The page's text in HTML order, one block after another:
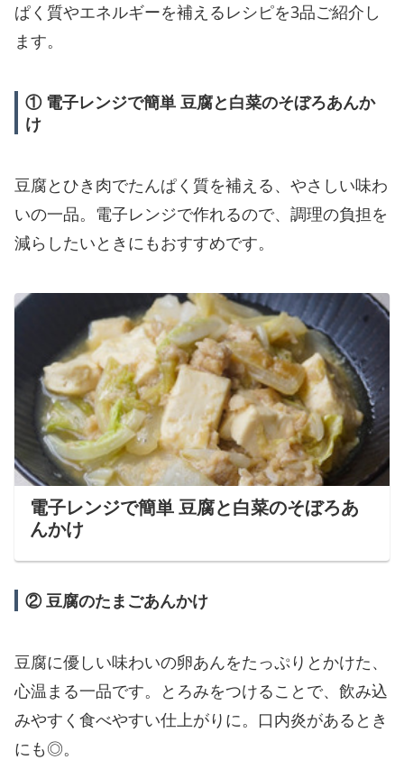
ぱく質やエネルギーを補えるレシピを3品ご紹介し
ます。
① 電子レンジで簡単 豆腐と白菜のそぼろあんか
け
豆腐とひき肉でたんぱく質を補える、やさしい味わ
いの一品。電子レンジで作れるので、調理の負担を
減らしたいときにもおすすめです。
電子レンジで簡単 豆腐と白菜のそぼろあ
んかけ
② 豆腐のたまごあんかけ
豆腐に優しい味わいの卵あんをたっぷりとかけた、
心温まる一品です。とろみをつけることで、飲み込
みやすく食べやすい仕上がりに。口内炎があるとき
にも◎。